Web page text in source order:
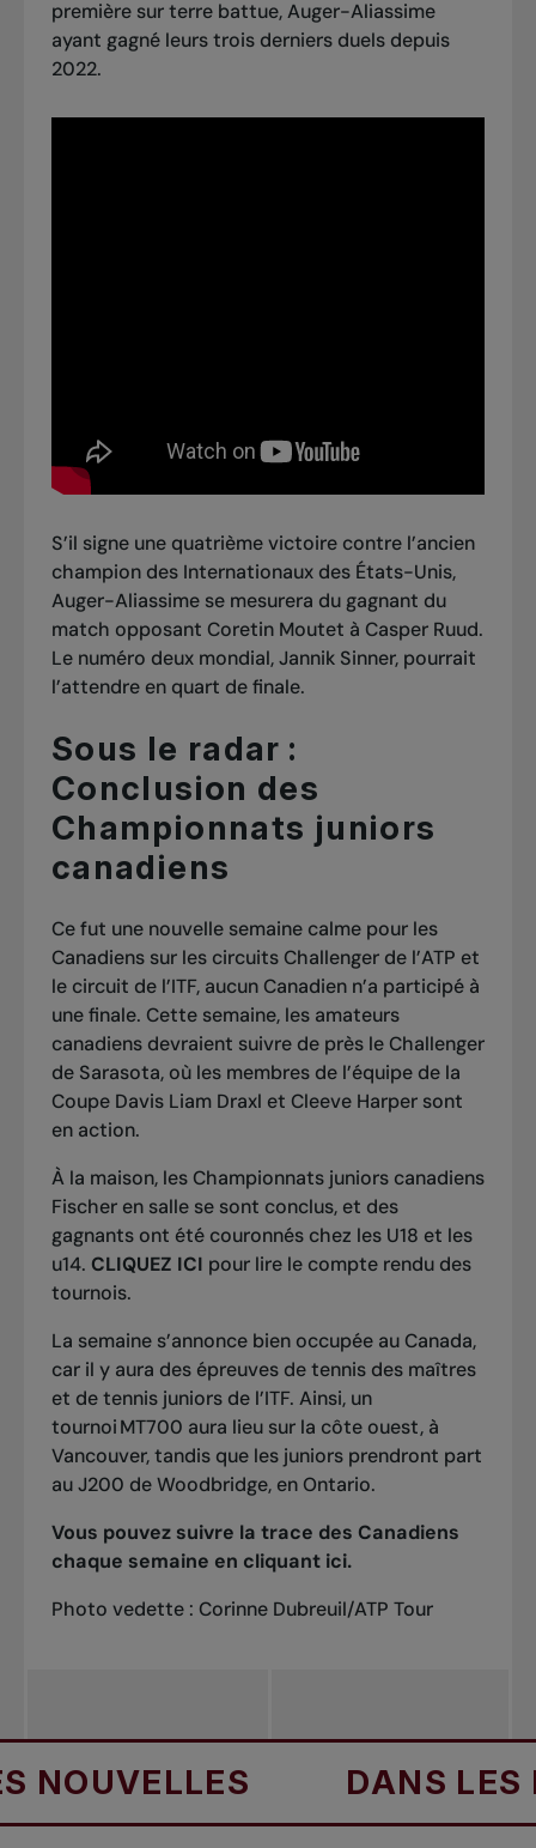
première sur terre battue, Auger-Aliassime
ayant gagné leurs trois derniers duels depuis
2022.
S’il signe une quatrième victoire contre l’ancien
champion des Internationaux des États-Unis,
Auger-Aliassime se mesurera du gagnant du
match opposant Coretin Moutet à Casper Ruud.
Le numéro deux mondial, Jannik Sinner, pourrait
l’attendre en quart de finale.
Sous le radar :
Conclusion des
Championnats juniors
canadiens
Ce fut une nouvelle semaine calme pour les
Canadiens sur les circuits Challenger de l’ATP et
le circuit de l’ITF, aucun Canadien n’a participé à
une finale. Cette semaine, les amateurs
canadiens devraient suivre de près le Challenger
de Sarasota, où les membres de l’équipe de la
Coupe Davis Liam Draxl et Cleeve Harper sont
en action.
À la maison, les Championnats juniors canadiens
Fischer en salle se sont conclus, et des
gagnants ont été couronnés chez les U18 et les
u14. CLIQUEZ ICI pour lire le compte rendu des
tournois.
La semaine s’annonce bien occupée au Canada,
car il y aura des épreuves de tennis des maîtres
et de tennis juniors de l’ITF. Ainsi, un
tournoi MT700 aura lieu sur la côte ouest, à
Vancouver, tandis que les juniors prendront part
au J200 de Woodbridge, en Ontario.
Vous pouvez suivre la trace des Canadiens
chaque semaine en cliquant ici.
Photo vedette : Corinne Dubreuil/ATP Tour
DANS LES